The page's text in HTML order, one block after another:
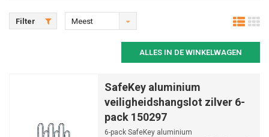
Filter
Meest
ALLES IN DE WINKELWAGEN
SafeKey aluminium
veiligheidshangslot zilver 6-
pack 150297
6-pack SafeKey aluminium